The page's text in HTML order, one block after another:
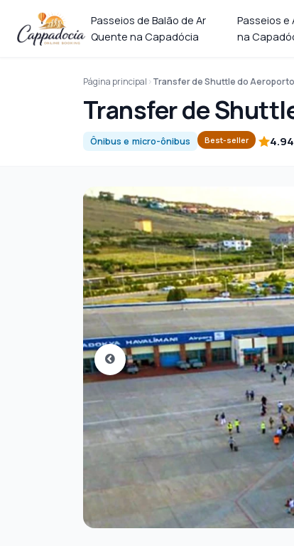
Passeios de Balão de Ar
Quente na Capadócia
Passeios e
na
Página principal Transfer de Shuttle do
Transfer de
Ônibus e micro-ônibus Best-seller 4.94